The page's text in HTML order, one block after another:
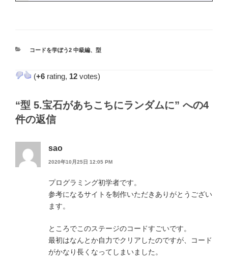
カ
リ
コードを学ぼう2 中級編、 型
(+6 rating, 12 votes)
“型 5.宝石があちこちにランダムに” への4
件の返信
sao
2020年10月25日 12:05 PM
プログラミング初学者です。
参考になるサイトを制作いただきありがとうござい
ます。
ところでこのステージのコードすごいです。
最初はなんとか自力でクリアしたのですが、コード
がかなり長くなってしまいました。